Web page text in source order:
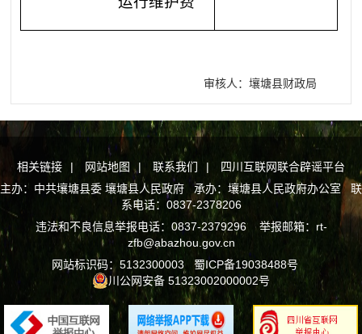
审核人：壤塘县财政局
相关链接 | 网站地图 | 联系我们 |
四川互联网联合辟谣平台
主办：中共壤塘县委 壤塘县人民政府 承办：壤塘县人民政府办公室 联
系电话：0837-2378206
违法和不良信息举报电话：0837-2379296 举报邮箱：rt-
zfb@abazhou.gov.cn
网站标识码：5132300003 蜀ICP备19038488号
川公网安备 51323002000002号